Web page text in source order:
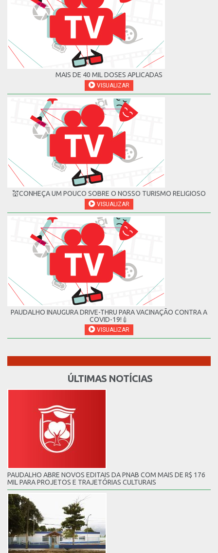
MAIS DE 40 MIL DOSES APLICADAS
VISUALIZAR
💒CONHEÇA UM POUCO SOBRE O NOSSO TURISMO RELIGIOSO
VISUALIZAR
PAUDALHO INAUGURA DRIVE-THRU PARA VACINAÇÃO CONTRA A
COVID-19!💉
VISUALIZAR
ÚLTIMAS NOTÍCIAS
PAUDALHO ABRE NOVOS EDITAIS DA PNAB COM MAIS DE R$ 176
MIL PARA PROJETOS E TRAJETÓRIAS CULTURAIS